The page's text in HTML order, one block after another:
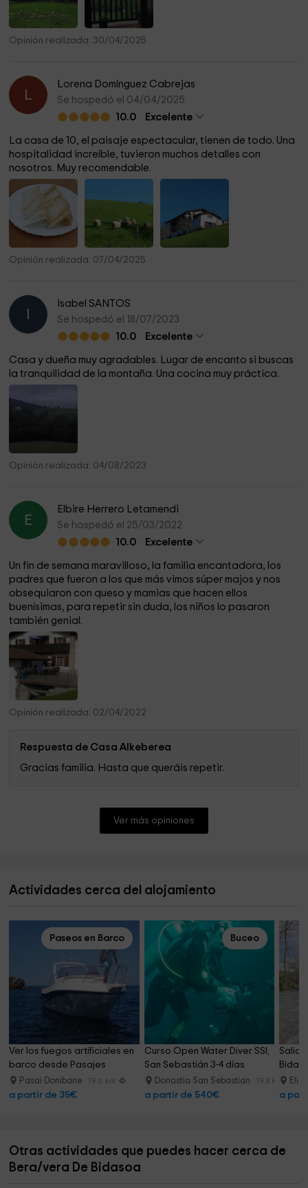
Opinión realizada: 30/04/2025
L
Lorena Domínguez Cabrejas
Se hospedó el 04/04/2025
10.0
Excelente
La casa de 10, el paisaje espectacular, tienen de todo. Una
hospitalidad increíble, tuvieron muchos detalles con
nosotros. Muy recomendable.
+1
Opinión realizada: 07/04/2025
Isabel SANTOS
Se hospedó el 18/07/2023
10.0
Excelente
Casa y dueña muy agradables. Lugar de encanto si buscas
la tranquilidad de la montaña. Una cocina muy práctica.
Opinión realizada: 04/08/2023
E
Elbire Herrero Letamendi
Se hospedó el 25/03/2022
10.0
Excelente
Un fin de semana maravilloso, la familia encantadora, los
padres que fueron a los que más vimos súper majos y nos
obsequiaron con queso y mamias que hacen ellos
buenísimas, para repetir sin duda, los niños lo pasaron
también genial.
Opinión realizada: 02/04/2022
Respuesta de Casa Alkeberea
Gracias familia. Hasta que queráis repetir.
Ver más opiniones
Actividades cerca del alojamiento
Paseos en Barco
Ver los fuegos artificiales en
barco desde Pasajes
Pasai Donibane 19.6 km
a partir de 35€
Buceo
Curso Open Water Diver SSI,
San Sebastián 3-4 días
Donostia San Sebastian 19.8 km
a partir de 540€ a
Otras actividades que puedes hacer cerca de
Bera/vera De Bidasoa